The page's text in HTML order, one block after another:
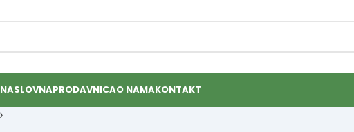
NASLOVNAPRODAVNICAO NAMAKONTAKT